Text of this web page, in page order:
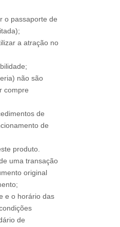
o passaporte de
a atração no
não são
compre
de
de
produto.
uma transação
original
e o horário das
de